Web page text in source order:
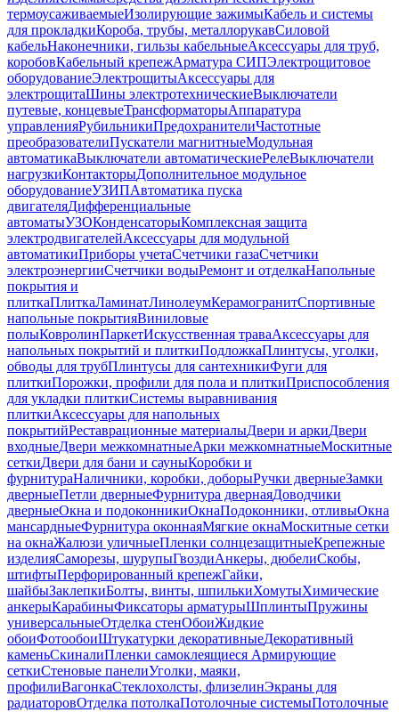
термоусаживаемыеИзолирующие зажимыКабель и системы
для прокладкиКороба, трубы, металлорукавСиловой
кабельНаконечники, гильзы кабельныеАксессуары для труб,
коробовКабельный крепежАрматура СИПЭлектрощитовое
оборудованиеЭлектрощитыАксессуары для
электрощитаШины электротехническиеВыключатели
путевые, концевыеТрансформаторыАппаратура
управленияРубильникиПредохранителиЧастотные
преобразователиПускатели магнитныеМодульная
автоматикаВыключатели автоматическиеРелеВыключатели
нагрузкиКонтакторыДополнительное модульное
оборудованиеУЗИПАвтоматика пуска
двигателяДифференциальные
автоматыУЗОКонденсаторыКомплексная защита
электродвигателейАксессуары для модульной
автоматикиПриборы учетаСчетчики газаСчетчики
электроэнергииСчетчики водыРемонт и отделкаНапольные
покрытия и
плиткаПлиткаЛаминатЛинолеумКерамогранитСпортивные
напольные покрытияВиниловые
полыКовролинПаркетИскусственная траваАксессуары для
напольных покрытий и плиткиПодложкаПлинтусы, уголки,
обводы для трубПлинтусы для сантехникиФуги для
плиткиПорожки, профили для пола и плиткиПриспособления
для укладки плиткиСистемы выравнивания
плиткиАксессуары для напольных
покрытийРеставрационные материалыДвери и аркиДвери
входныеДвери межкомнатныеАрки межкомнатныеМоскитные
сеткиДвери для бани и сауныКоробки и
фурнитураНаличники, коробки, доборыРучки дверныеЗамки
дверныеПетли дверныеФурнитура двернаяДоводчики
дверныеОкна и подоконникиОкнаПодоконники, отливыОкна
мансардныеФурнитура оконнаяМягкие окнаМоскитные сетки
на окнаЖалюзи уличныеПленки солнцезащитныеКрепежные
изделияСаморезы, шурупыГвоздиАнкеры, дюбелиСкобы,
штифтыПерфорированный крепежГайки,
шайбыЗаклепкиБолты, винты, шпилькиХомутыХимические
анкерыКарабиныФиксаторы арматурыШплинтыПружины
универсальныеОтделка стенОбоиЖидкие
обоиФотообоиШтукатурки декоративныеДекоративный
каменьСкиналиПленки самоклеящиеся Армирующие
сеткиСтеновые панелиУголки, маяки,
профилиВагонкаСтеклохолсты, флизелинЭкраны для
радиаторовОтделка потолкаПотолочные системыПотолочные